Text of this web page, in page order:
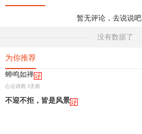
暂无评论，去说说吧
没有数据了
为你推荐
蝉鸣如禅
心云诗雨 3天前
不迎不拒，皆是风景